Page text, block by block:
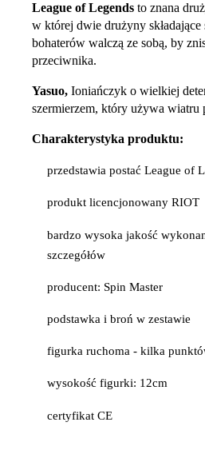
League of Legends to znana
w której dwie drużyny
bohaterów walczą ze sobą, by
przeciwnika.
Yasuo, Ioniańczyk o wielkiej
szermierzem, który używa wiatru
Charakterystyka produktu:
przedstawia postać League of
produkt licencjonowany RIOT
bardzo wysoka jakość
szczegółów
producent: Spin Master
podstawka i broń w zestawie
figurka ruchoma - kilka
wysokość figurki: 12cm
certyfikat CE